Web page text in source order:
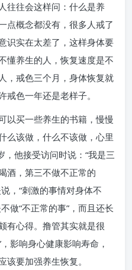
往往会这样问：什么是养
点概念都没有，很多人戒了
识实在太差了，这样身体要
懂养生的人，恢复速度是不
，戒色三个月，身体恢复就
色一年还是老样子。
以买一些养生的书籍，慢慢
么该做，什么不该做，心里
他接受访问时说：“我是三
酒，第三不做不正常的
，“刺激的事情对身体不
做“不正常的事”，而且还长
有心得。撸管其实就是很
影响身心健康影响寿命，
要加强养生恢复。